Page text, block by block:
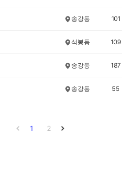
송강동 101
석봉동 109
송강동 187
송강동 55
1 2